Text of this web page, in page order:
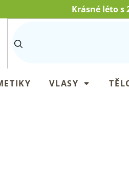
Krásné léto s
VLASY